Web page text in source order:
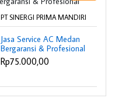
PT SINERGI PRIMA MANDIRI
Jasa Service AC Medan
Bergaransi & Profesional
Rp75.000,00